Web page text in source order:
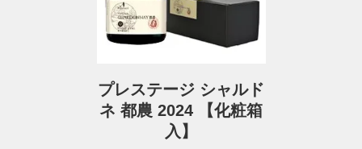
プレステージ シャルド
ネ 都農 2024 【化粧箱
入】